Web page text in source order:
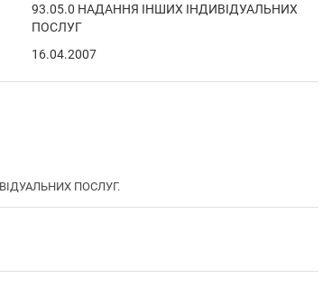
93.05.0 НАДАННЯ ІНШИХ ІНДИВІДУАЛЬНИХ
ПОСЛУГ
16.04.2007
ПОСЛУГ.